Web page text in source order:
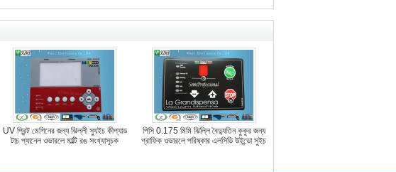
UV প্রিন্ট মেশিনের জন্য ঝিল্লী স্যুইচ কীপ্যাড
টাচ প্যানেল ওভারলে মাল্টি রঙ সংখ্যাসূচক
পিসি 0.175 মিমি ঝিল্লি বৈদ্যুতিন কুকুর জন্য
গ্রাফিক ওভারলে পরিষ্কার এলসিডি উইন্ডো সুইচ